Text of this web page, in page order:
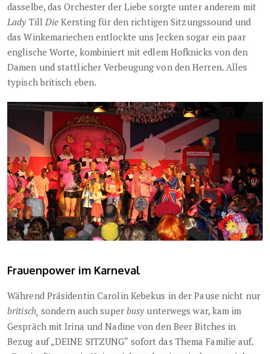
dasselbe, das Orchester der Liebe sorgte unter anderem mit
Lady Till Die Kersting für den richtigen Sitzungssound und
das Winkemariechen entlockte uns Jecken sogar ein paar
englische Worte, kombiniert mit edlem Hofknicks von den
Damen und stattlicher Verbeugung von den Herren. Alles
typisch britisch eben.
Frauenpower im Karneval
Während Präsidentin Carolin Kebekus in der Pause nicht nur
britisch, sondern auch super busy unterwegs war, kam im
Gespräch mit Irina und Nadine von den Beer Bitches in
Bezug auf „DEINE SITZUNG“ sofort das Thema Familie auf.